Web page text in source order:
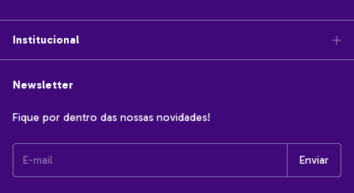
Institucional
Newsletter
Fique por dentro das nossas novidades!